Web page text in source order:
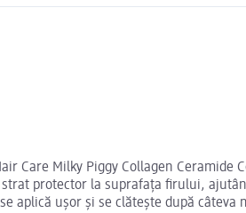
Milky Piggy Collagen Ceramide
protector la suprafața firului,
ușor și se clătește după